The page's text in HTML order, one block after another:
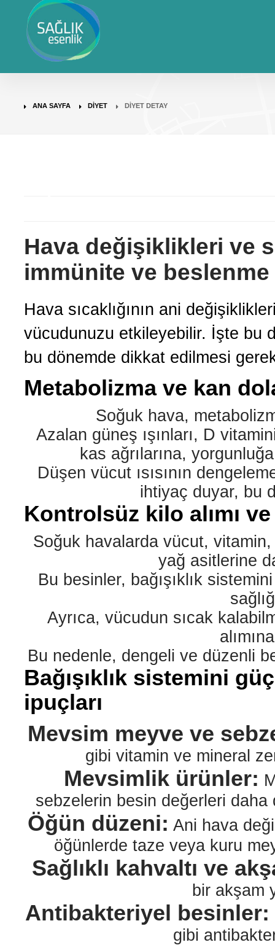
ANA SAYFA DIYET DIYET DETAY
Hava değişiklikleri ve
immünite ve beslenme
Hava sıcaklığının ani
vücudunuzu etkileyebilir. İşte bu
bu dönemde dikkat edilmesi
Metabolizma ve kan
Soğuk hava,
Azalan güneş ışınları, D
kas ağrılarına,
Düşen vücut ısısının
ihtiyaç duyar, bu
Kontrolsüz kilo alımı
Soğuk havalarda vücut,
yağ asitlerine
Bu besinler, bağışıklık
Ayrıca, vücudun sıcak
Bu nedenle, dengeli ve düzenli
Bağışıklık sistemini
ipuçları
Mevsim meyve ve
gibi vitamin ve mineral
Mevsimlik ürünler:
sebzelerin besin değerleri
Öğün düzeni: Ani hava
öğünlerde taze veya kuru
Sağlıklı kahvaltı ve
bir akşam
Antibakteriyel besinler:
gibi